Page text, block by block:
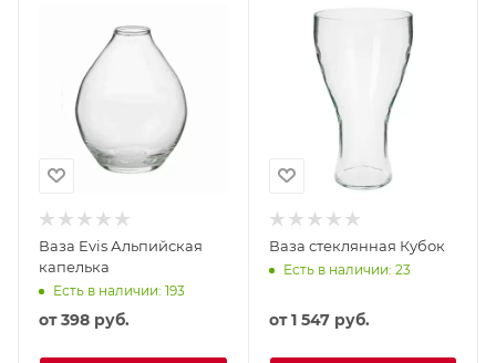
Ваза Evis Альпийская
капелька
Есть в наличии: 193
от398 руб.
Ваза стеклянная Кубок
Есть в наличии: 23
от1 547 руб.